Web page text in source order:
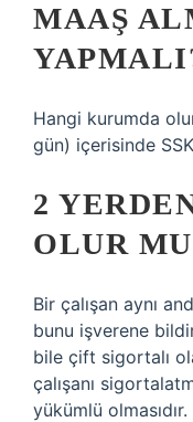
MAAŞ
Hangi kurumda
gün) içerisinde
2
OLUR
Bir çalışan aynı
bunu işverene
bile çift sigortalı
çalışanı
yükümlü